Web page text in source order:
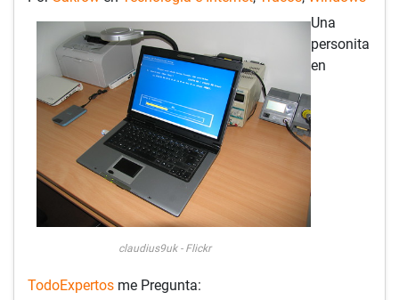
claudius9uk - Flickr
Una
personita
en
TodoExpertos me Pregunta: